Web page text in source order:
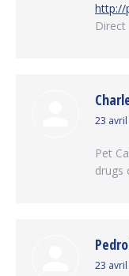
http://
Direct
dit
23
Pet
drugs
dit
23